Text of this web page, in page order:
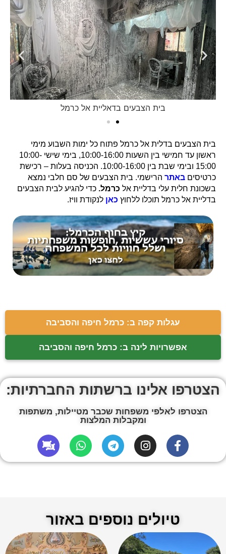
בית הצבעים בדאליית אל כרמל
בית הצבעים בדלית אל כרמל פתוח כל ימות השבוע מימי
ראשון עד חמישי בין השעות 10:00-16:00, בימי שישי 10:00-
15:00 ובימי שבת בין 10:00-16:00. הכניסה בעלות – רכישת
כרטיסים באתר הרישמי. בית הצבעים של סם חלבי נמצא
בשכונת חלית עלי בדליית אל כרמל. כדי להגיע לבית הצבעים
בדליית אל כרמל תוכלו ללחוץ כאן לנקודת וויז.
עגלות קפה ב: כרמל חיפה והסביבה
אפשרויות לינה ב: כרמל חיפה והסביבה
הצטרפו אלינו ברשתות החברתיות:
הצטרפו לאלפי משפחות שכבר מטיילות, משתפות
ומקבלות המלצות
טיולים נוספים באזור